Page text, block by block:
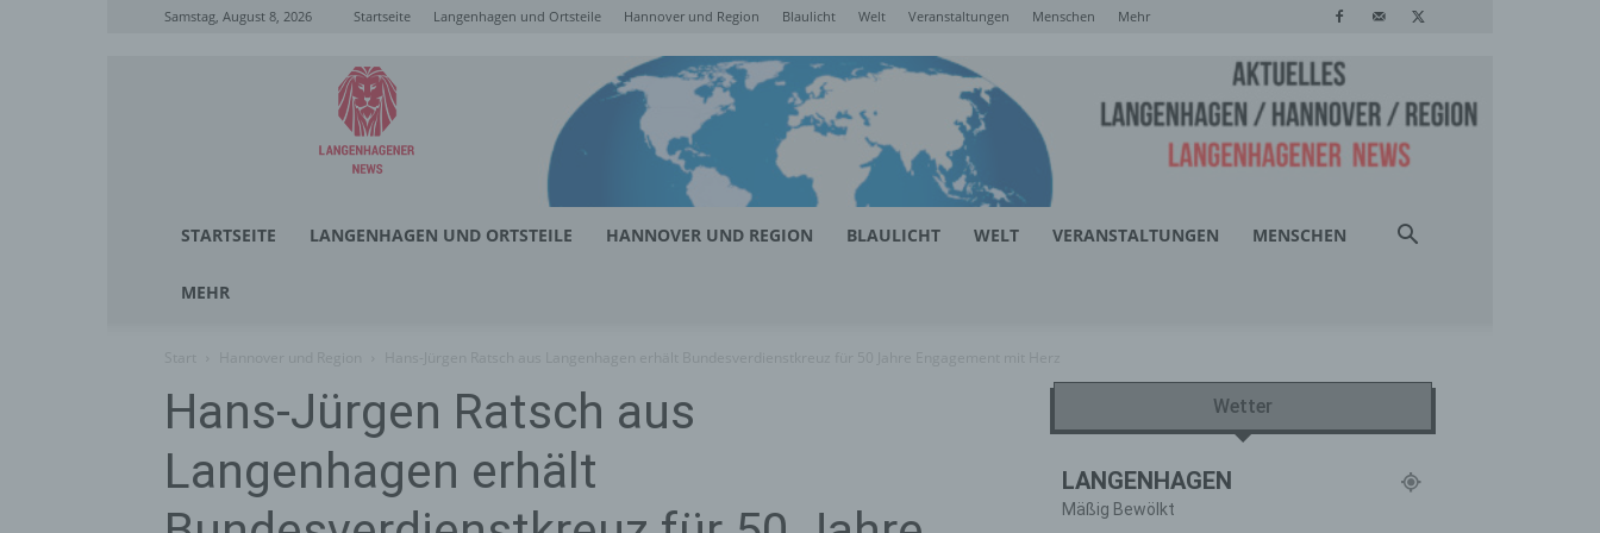
Samstag, August 8, 2026 Startseite Langenhagen und Ortsteile Hannover und Region Blaulicht Welt Veranstaltungen Menschen Mehr
Langenhagener
News
STARTSEITE LANGENHAGEN UND ORTSTEILE HANNOVER UND REGION BLAULICHT WELT VERANSTALTUNGEN MENSCHEN
MEHR
Hans-Jürgen Ratsch aus
Langenhagen erhält
Wetter
LANGENHAGEN
Mäßig Bewölkt